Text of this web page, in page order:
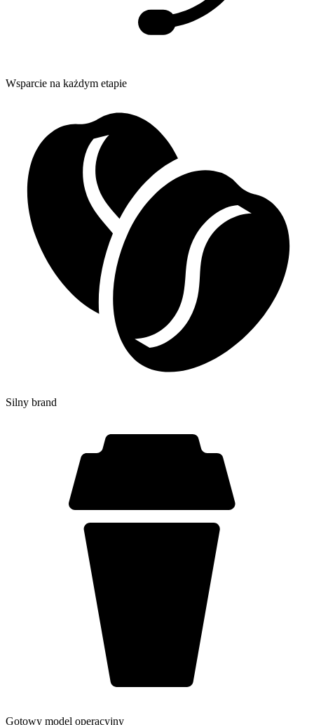
Wsparcie na każdym etapie
Silny brand
Gotowy model operacyjny